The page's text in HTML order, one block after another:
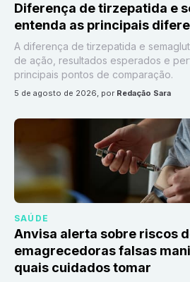
Diferença de tirzepatida e
entenda as principais
A diferença de tirzepatida e
de ação, resultados esperados e
principais pontos de comparação.
5 de agosto de 2026, por Redação Sara
SAÚDE
Anvisa alerta sobre riscos
emagrecedoras falsas
quais cuidados tomar